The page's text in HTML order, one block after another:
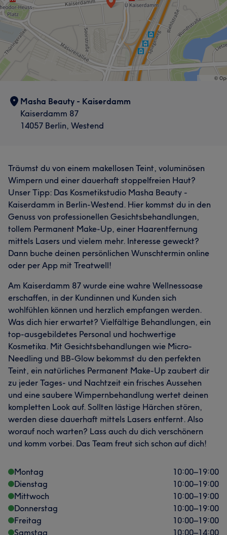
Masha Beauty - Kaiserdamm
Kaiserdamm 87
14057 Berlin, Westend
Träumst du von einem makellosen Teint, voluminösen
Wimpern und einer dauerhaft stoppelfreien Haut?
Unser Tipp: Das Kosmetikstudio Masha Beauty -
Kaiserdamm in Berlin-Westend. Hier kommst du in den
Genuss von professionellen Gesichtsbehandlungen,
tollem Permanent Make-Up, einer Haarentfernung
mittels Lasers und vielem mehr. Interesse geweckt?
Dann buche deinen persönlichen Wunschtermin online
oder per App mit Treatwell!
Am Kaiserdamm 87 wurde eine wahre Wellnessoase
erschaffen, in der Kundinnen und Kunden sich
wohlfühlen können und herzlich empfangen werden.
Was dich hier erwartet? Vielfältige Behandlungen, ein
top-ausgebildetes Personal und hochwertige
Kosmetika. Mit Gesichtsbehandlungen wie Micro-
Needling und BB-Glow bekommst du den perfekten
Teint, ein natürliches Permanent Make-Up zaubert dir
zu jeder Tages- und Nachtzeit ein frisches Aussehen
und eine saubere Wimpernbehandlung wertet deinen
kompletten Look auf. Sollten lästige Härchen stören,
werden diese dauerhaft mittels Lasers entfernt. Also
worauf noch warten? Lass auch du dich verschönern
und komm vorbei. Das Team freut sich schon auf dich!
Montag 10:00–19:00
Dienstag
10:00–19:00
Mittwoch
10:00–19:00
Donnerstag
10:00–19:00
Freitag
10:00–19:00
Samstag
10:00–14:00